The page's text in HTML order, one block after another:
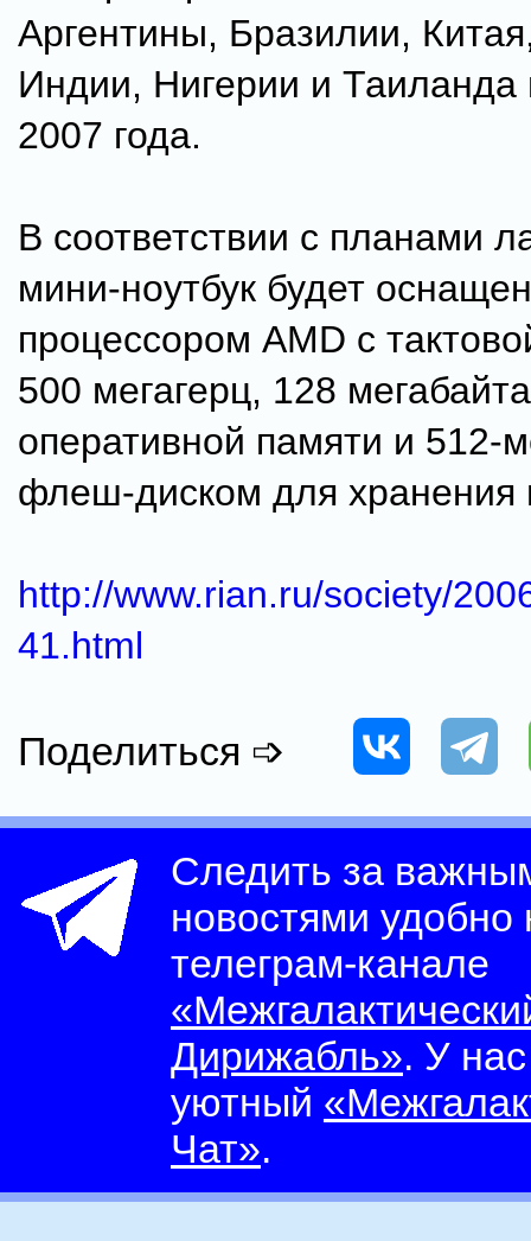
Аргентины, Бразилии,
Индии, Нигерии и Таиланда
2007 года.
В соответствии с планами
мини-ноутбук будет оснащен
процессором AMD с
500 мегагерц, 128
оперативной памяти и 512-
флеш-диском для
http://www.rian.ru/society/
41.html
Поделиться ➩
Следить за
новостями
телеграм-канале
Дирижабль». У
уютный
Чат».